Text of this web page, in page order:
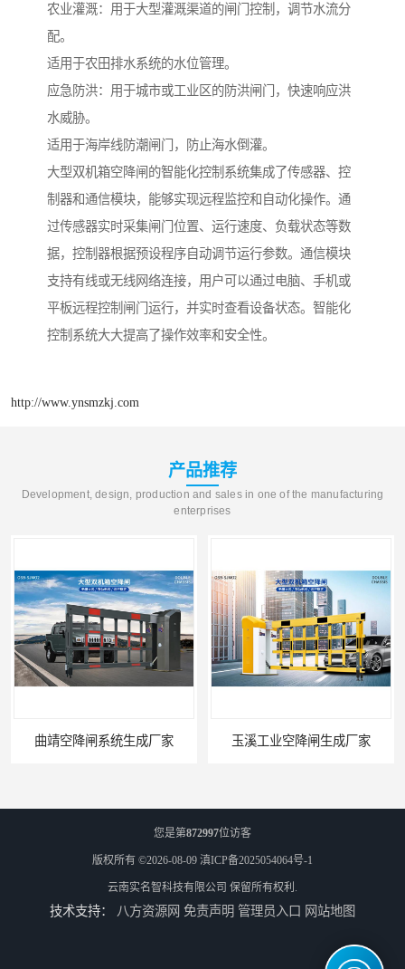
农业灌溉：用于大型灌溉渠道的闸门控制，调节水流分
配。
适用于农田排水系统的水位管理。
应急防洪：用于城市或工业区的防洪闸门，快速响应洪
水威胁。
适用于海岸线防潮闸门，防止海水倒灌。
大型双机箱空降闸的智能化控制系统集成了传感器、控
制器和通信模块，能够实现远程监控和自动化操作。通
过传感器实时采集闸门位置、运行速度、负载状态等数
据，控制器根据预设程序自动调节运行参数。通信模块
支持有线或无线网络连接，用户可以通过电脑、手机或
平板远程控制闸门运行，并实时查看设备状态。智能化
控制系统大大提高了操作效率和安全性。
http://www.ynsmzkj.com
产品推荐
Development, design, production and sales in one of the manufacturing
enterprises
曲靖空降闸系统生成厂家 玉溪工业空降闸生成厂家
您是第872997位访客
版权所有 ©2026-08-09 滇ICP备2025054064号-1
云南实名智科技有限公司 保留所有权利.
技术支持： 八方资源网 免责声明 管理员入口 网站地图